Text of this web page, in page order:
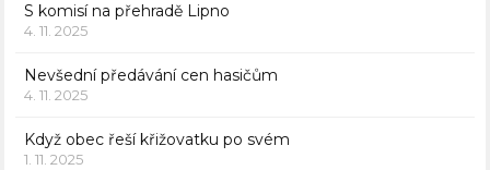
S komisí na přehradě Lipno
4. 11. 2025
Nevšední předávání cen hasičům
4. 11. 2025
Když obec řeší křižovatku po svém
1. 11. 2025